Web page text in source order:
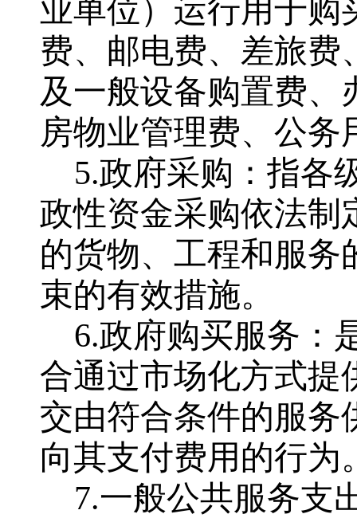
业单位）运行用于购
费、邮电费、差旅费
及一般设备购置费、
房物业管理费、公
5.政府采购：指各
政性资金采购依法制
的货物、工程和服务
束的有效措施。
6.政府购买服务：
合通过市场化方式提
交由符合条件的服务
向其支付费用的行为
7.一般公共服务支